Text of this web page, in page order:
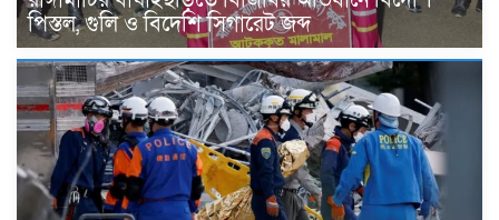
পিস্তল, গুলি ও বিদেশি সিগারেট জব্দ